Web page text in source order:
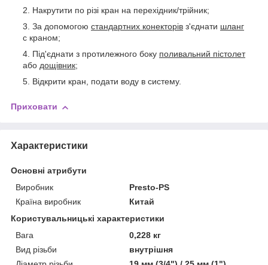
Накрутити по різі кран на перехідник/трійник;
За допомогою стандартних конекторів з'єднати шланг
с краном;
Під'єднати з протилежного боку поливальний пістолет
або дощівник;
Відкрити кран, подати воду в систему.
Приховати
Характеристики
Основні атрибути
Виробник
Presto-PS
Країна виробник
Китай
Користувальницькі характеристики
Вага
0,228 кг
Вид різьби
внутрішня